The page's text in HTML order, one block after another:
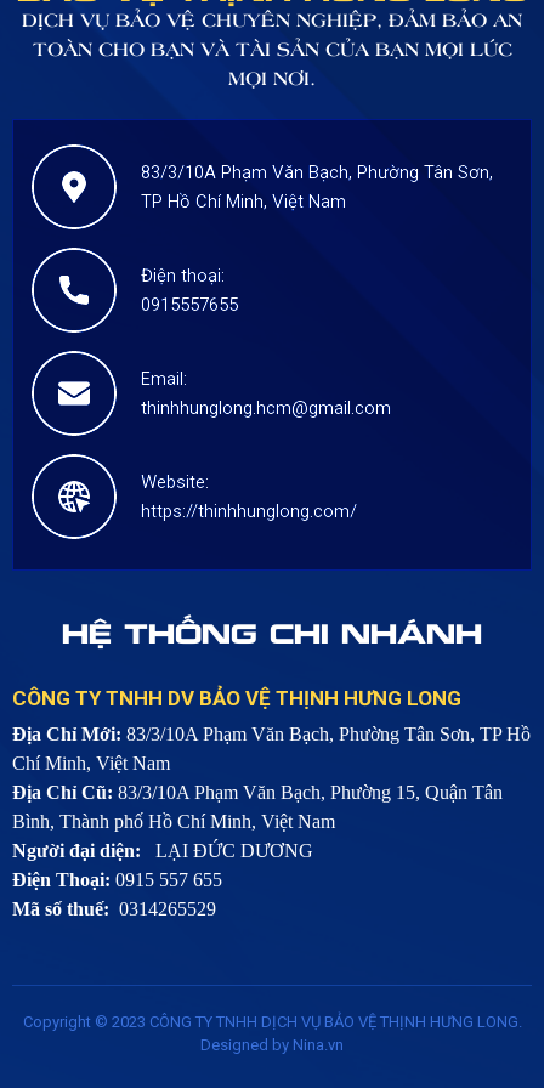
đang càng được nhân
rộng lên và nhu cầu
người tiêu dùng ngày
DỊCH VỤ BẢO VỆ CHUYÊN NGHIỆP, ĐẢM BẢO AN
TOÀN CHO BẠN VÀ TÀI SẢN CỦA BẠN MỌI LÚC
MỌI NƠI.
83/3/10A Phạm Văn Bạch, Phường Tân Sơn,
TP Hồ Chí Minh, Việt Nam
Điện thoại:
0915557655
Email:
thinhhunglong.hcm@gmail.com
Website:
https://thinhhunglong.com/
HỆ THỐNG CHI NHÁNH
CÔNG TY TNHH DV BẢO VỆ THỊNH HƯNG LONG
Địa Chỉ Mới: 83/3/10A Phạm Văn Bạch, Phường Tân Sơn, TP Hồ
Chí Minh, Việt Nam
Địa Chỉ Cũ: 83/3/10A Phạm Văn Bạch, Phường 15, Quận Tân
Bình, Thành phố Hồ Chí Minh, Việt Nam
Người đại diện: LẠI ĐỨC DƯƠNG
Điện Thoại: 0915 557 655
Mã số thuế: 0314265529
Copyright © 2023 CÔNG TY TNHH DỊCH VỤ BẢO VỆ THỊNH HƯNG LONG
Designed by Nina.vn